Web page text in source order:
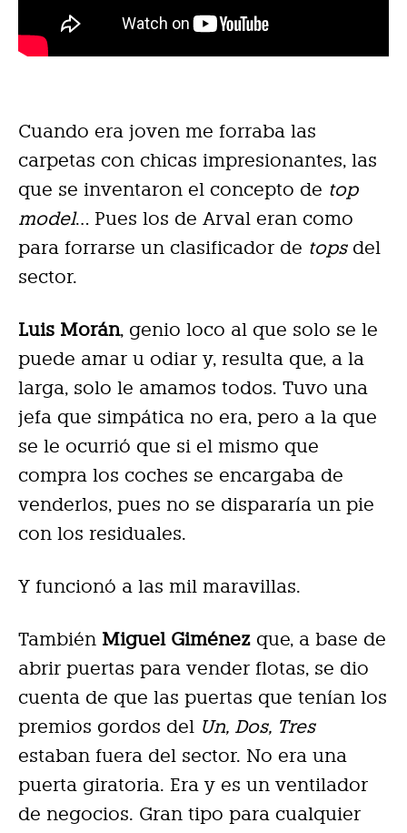
Cuando era joven me forraba las
carpetas con chicas impresionantes, las
que se inventaron el concepto de top
model… Pues los de Arval eran como
para forrarse un clasificador de topsdel
sector.
Luis Morán, genio loco al que solo se le
puede amar u odiar y, resulta que, a la
larga, solo le amamos todos. Tuvo una
jefa que simpática no era, pero a la que
se le ocurrió que si el mismo que
compra los coches se encargaba de
venderlos, pues no se dispararía un pie
con los residuales.
Y funcionó a las mil maravillas.
También Miguel Giménez que, a base de
abrir puertas para vender flotas, se dio
cuenta de que las puertas que tenían los
premios gordos del Un, Dos, Tres
estaban fuera del sector. No era una
puerta giratoria. Era y es un ventilador
de negocios. Gran tipo para cualquier